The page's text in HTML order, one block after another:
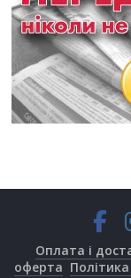
Оплата і
оферта